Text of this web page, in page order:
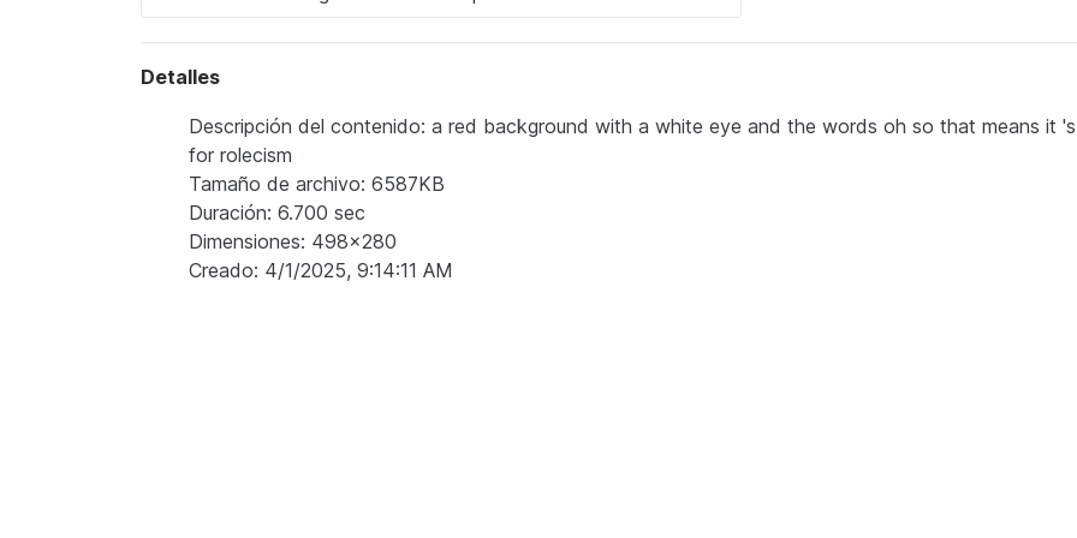
Detalles
Descripción del contenido: a red background with a white eye and the words oh so that means it
for rolecism
Tamaño de archivo: 6587KB
Duración: 6.700 sec
Dimensiones: 498x280
Creado: 4/1/2025, 9:14:11 AM